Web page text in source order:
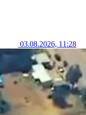
03.08.2026, 11:28